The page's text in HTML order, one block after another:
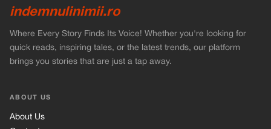
indemnulinimii.ro
Where Every Story Finds Its Voice! Whether you're looking for
quick reads, inspiring tales, or the latest trends, our platform
brings you stories that are just a tap away.
ABOUT US
About Us